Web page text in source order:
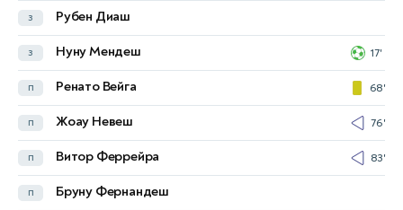
з Рубен Диаш
з Нуну Мендеш 17'
п Ренато Вейга 68'
п Жоау Невеш 76'
п Витор Феррейра 83'
п Бруну Фернандеш
з Бехруджон Каримов
з Рустам Ашурматов
з Абдукодир Хусанов
п Аббосбек Файзуллаев
п Шерзод Насруллаев
п Отабек Шукуров